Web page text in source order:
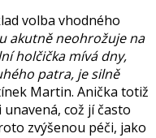
volba vhodného
akutně neohrožuje na
holčička mívá dny,
patra, je silně
Martin. Anička totiž
což jí často
zvýšenou péči, jako